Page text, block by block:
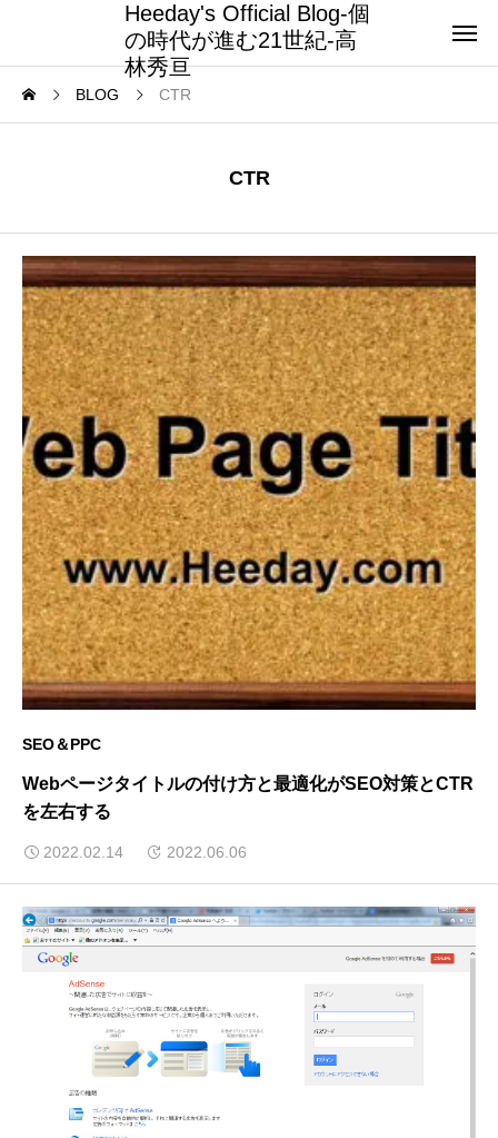
Heeday's Official Blog-個
の時代が進む21世紀-高
林秀亘
BLOG CTR
CTR
SEO＆PPC
Webページタイトルの付け方と最適化がSEO対策とCTR
を左右する
2022.02.14 2022.06.06